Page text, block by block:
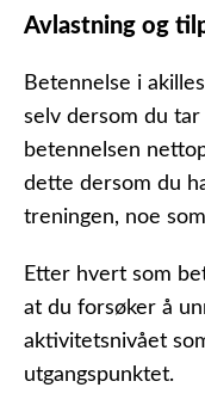
Avlastning og
Betennelse i
selv dersom du
betennelsen
dette dersom du
treningen, noe
Etter hvert som
at du forsøker å
aktivitetsnivået
utgangspunktet.